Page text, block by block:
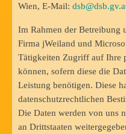
Wien, E-Mail:
Im Rahmen der Betreibung
Firma jWeiland und
Tätigkeiten Zugriff auf Ihre
können, sofern diese die
Leistung benötigen. Diese
datenschutzrechtlichen
Die Daten werden von uns
an Drittstaaten